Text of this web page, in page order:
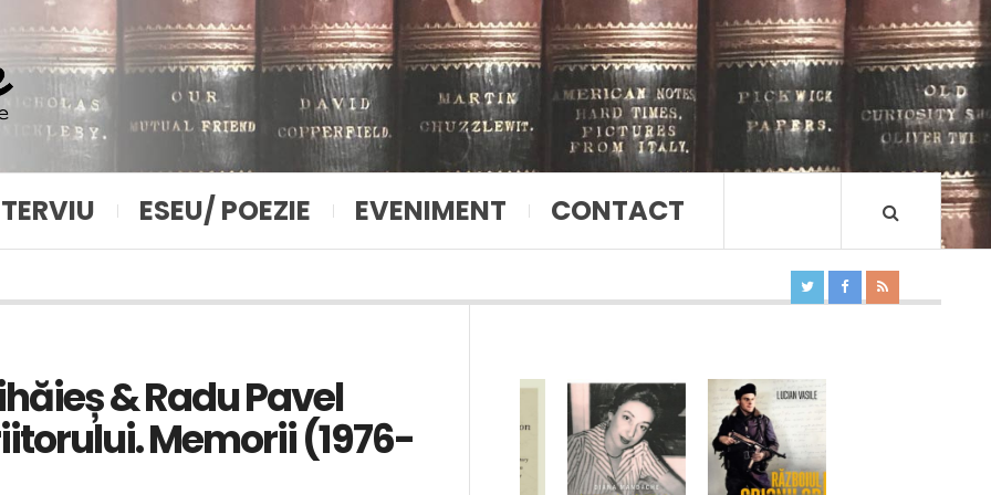
ESEU/ POEZIE EVENIMENT CONTACT
& Radu Pavel
Memorii (1976-